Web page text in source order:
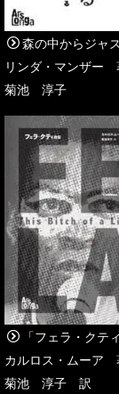
森の中からジャ
リンダ・マンザー
菊池 淳子
「フェラ・クテ
カルロス・ムーア
菊池 淳子 訳